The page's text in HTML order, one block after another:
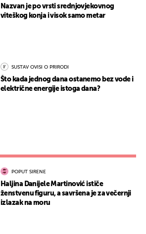
Nazvan je po vrsti srednjovjekovnog
viteškog konja i visok samo metar
SUSTAV OVISI O PRIRODI
Što kada jednog dana ostanemo bez vode i
električne energije istoga dana?
POPUT SIRENE
Haljina Danijele Martinović ističe
ženstvenu figuru, a savršena je za večernji
izlazak na moru